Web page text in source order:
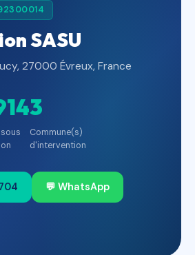
SASU
27000 Évreux, France
3
Commune(s)
d'intervention
💬 WhatsApp